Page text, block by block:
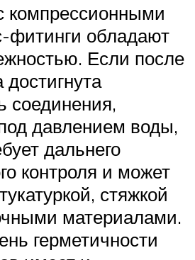
компрессионными
фитинги обладают
Если после
соединения,
давлением воды,
дальнего
контроля и может
стяжкой
материалами.
герметичности